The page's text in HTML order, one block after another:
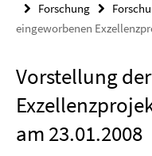
Forschung
eingeworbenen
Vorstellung
am 23.01.2008